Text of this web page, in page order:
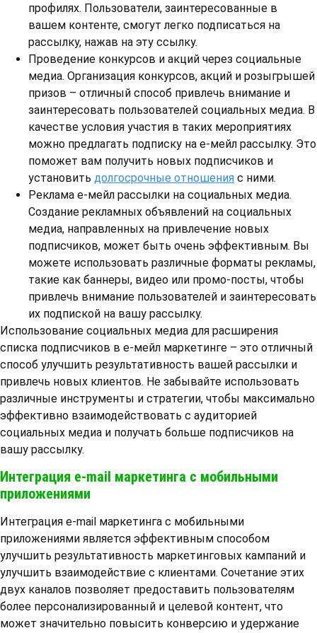
профилях. Пользователи, заинтересованные в
вашем контенте, смогут легко подписаться на
рассылку, нажав на эту ссылку.
Проведение конкурсов и акций через социальные
медиа. Организация конкурсов, акций и розыгрышей
призов – отличный способ привлечь внимание и
заинтересовать пользователей социальных медиа. В
качестве условия участия в таких мероприятиях
можно предлагать подписку на е-мейл рассылку. Это
поможет вам получить новых подписчиков и
установить долгосрочные отношения с ними.
Реклама е-мейл рассылки на социальных медиа.
Создание рекламных объявлений на социальных
медиа, направленных на привлечение новых
подписчиков, может быть очень эффективным. Вы
можете использовать различные форматы рекламы,
такие как баннеры, видео или промо-посты, чтобы
привлечь внимание пользователей и заинтересовать
их подпиской на вашу рассылку.
Использование социальных медиа для расширения
списка подписчиков в е-мейл маркетинге – это отличный
способ улучшить результативность вашей рассылки и
привлечь новых клиентов. Не забывайте использовать
различные инструменты и стратегии, чтобы максимально
эффективно взаимодействовать с аудиторией
социальных медиа и получать больше подписчиков на
вашу рассылку.
Интеграция e-mail маркетинга с мобильными
приложениями
Интеграция e-mail маркетинга с мобильными
приложениями является эффективным способом
улучшить результативность маркетинговых кампаний и
улучшить взаимодействие с клиентами. Сочетание этих
двух каналов позволяет предоставить пользователям
более персонализированный и целевой контент, что
может значительно повысить конверсию и удержание